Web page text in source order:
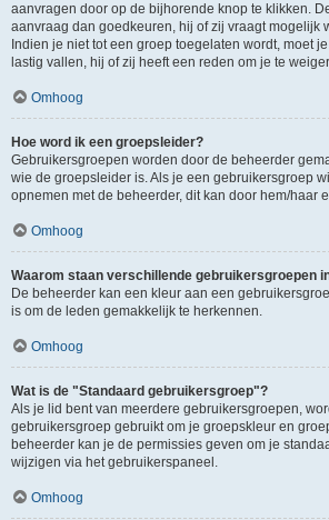
aanvragen door op de bijhorende knop te klikken.
aanvraag dan goedkeuren, hij of zij vraagt mogelijk
Indien je niet tot een groep toegelaten wordt, moet
lastig vallen, hij of zij heeft een reden om je te
Omhoog
Hoe word ik een groepsleider?
Gebruikersgroepen worden door de beheerder
wie de groepsleider is. Als je een gebruikersgroep
opnemen met de beheerder, dit kan door hem/haar
Omhoog
Waarom staan verschillende gebruikersgroepen
De beheerder kan een kleur aan een
is om de leden gemakkelijk te herkennen.
Omhoog
Wat is de "Standaard gebruikersgroep"?
Als je lid bent van meerdere gebruikersgroepen,
gebruikersgroep gebruikt om je groepskleur en
beheerder kan je de permissies geven om je
wijzigen via het gebruikerspaneel.
Omhoog